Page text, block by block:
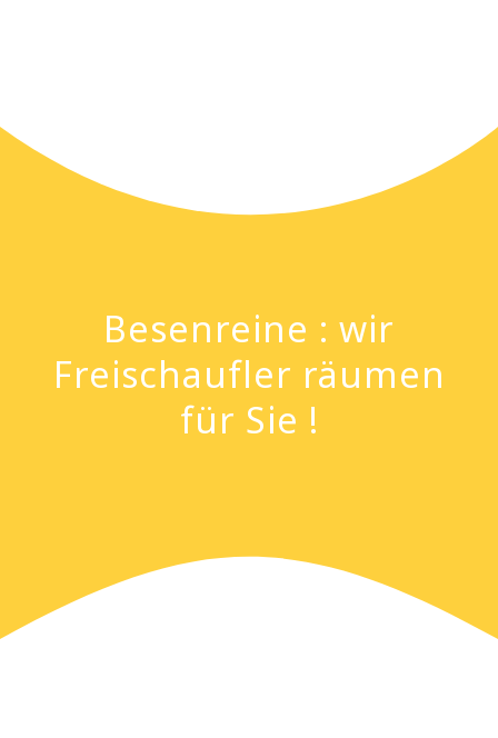
Besenreine : wir
Freischaufler räumen
für Sie !